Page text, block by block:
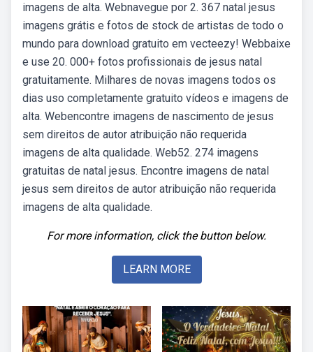
imagens de alta. Webnavegue por 2. 367 natal jesus
imagens grátis e fotos de stock de artistas de todo o
mundo para download gratuito em vecteezy! Webbaixe
e use 20. 000+ fotos profissionais de jesus natal
gratuitamente. Milhares de novas imagens todos os
dias uso completamente gratuito vídeos e imagens de
alta. Webencontre imagens de nascimento de jesus
sem direitos de autor atribuição não requerida
imagens de alta qualidade. Web52. 274 imagens
gratuitas de natal jesus. Encontre imagens de natal
jesus sem direitos de autor atribuição não requerida
imagens de alta qualidade.
For more information, click the button below.
LEARN MORE